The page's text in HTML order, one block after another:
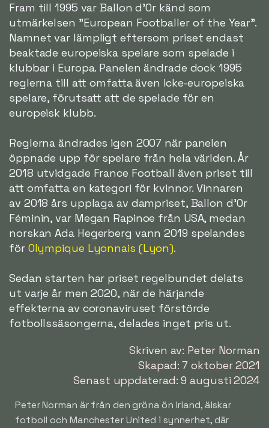
Fram till 1995 var Ballon d'Or känd som
utmärkelsen "European Footballer of the Year".
Namnet var lämpligt eftersom priset endast
beaktade europeiska spelare som spelade i
klubbar i Europa. Panelen ändrade dock 1995
reglerna till att omfatta även icke-europeiska
spelare, förutsatt att de spelade för en
europeisk klubb.
Reglerna ändrades igen 2007 när panelen
öppnade upp för spelare från hela världen. År
2018 utvidgade France Football även priset till
att omfatta en kategori för kvinnor. Vinnaren
av 2018 års upplaga av dampriset, Ballon d'Or
Féminin, var Megan Rapinoe från USA, medan
norskan Ada Hegerberg vann 2019 spelandes
för Olympique Lyonnais (Lyon).
Sedan starten har priset regelbundet delats
ut varje år men 2020, när de härjande
effekterna av coronaviruset förstörde
fotbollssäsongerna, delades inget pris ut.
Skriven av: Peter Norman
Skapad: 7 oktober 2021
Senast uppdaterad: 9 augusti 2024
Peter Norman är från den gröna ön Irland, älskar
fotboll och Manchester United i synnerhet, där